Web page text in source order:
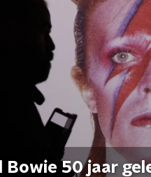
Bowie 50 jaar